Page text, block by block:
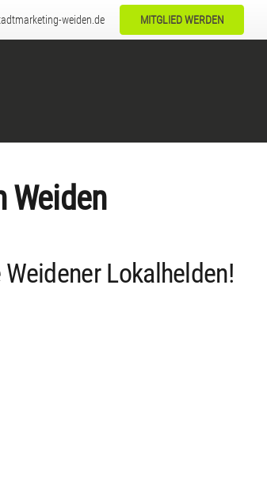
weiden.de MITGLIED WERDEN
Weiden
Lokalhelden!